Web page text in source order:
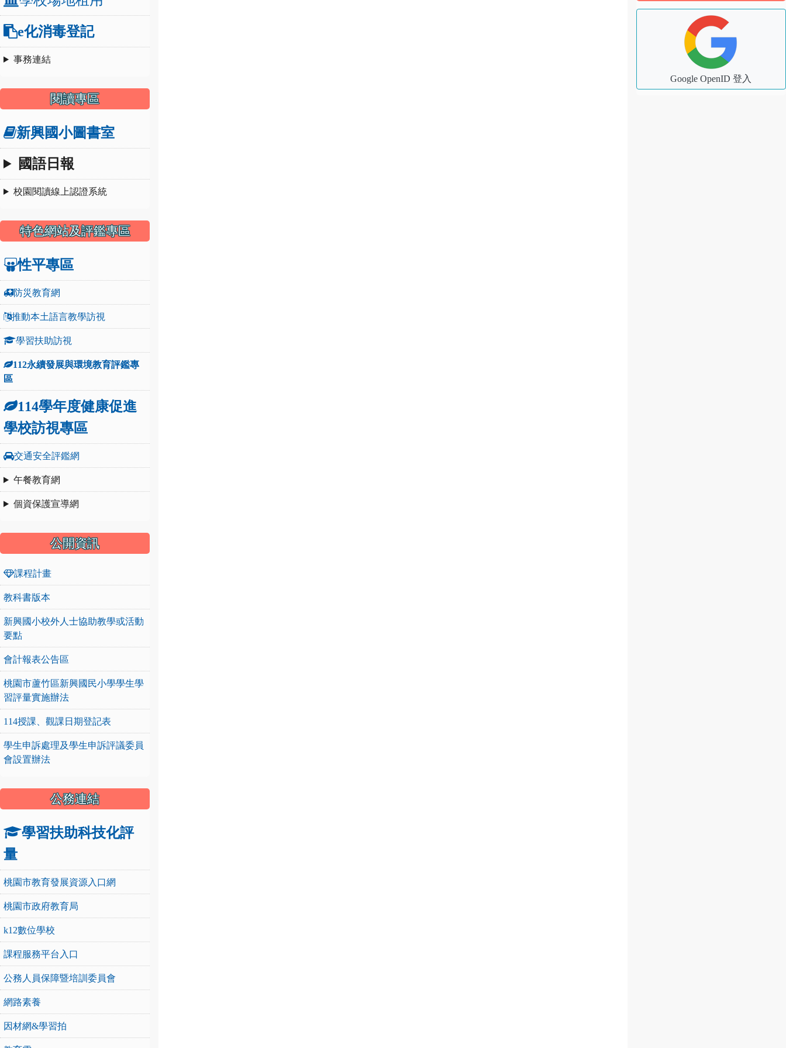
e化消毒登記
事務連結
閱讀專區
新興國小圖書室
國語日報
校園閱讀線上認證系統
特色網站及評鑑專區
性平專區
防災教育網
推動本土語言教學訪視
學習扶助訪視
112永續發展與環境教育評鑑專
區
114學年度健康促進
學校訪視專區
交通安全評鑑網
午餐教育網
個資保護宣導網
公開資訊
課程計畫
教科書版本
新興國小校外人士協助教學或活動
要點
會計報表公告區
桃園市蘆竹區新興國民小學學生學
習評量實施辦法
114授課、觀課日期登記表
學生申訴處理及學生申訴評議委員
會設置辦法
公務連結
學習扶助科技化評
量
桃園市教育發展資源入口網
桃園市政府教育局
k12數位學校
課程服務平台入口
公務人員保障暨培訓委員會
網路素養
因材網&學習拍
Google OpenID 登入